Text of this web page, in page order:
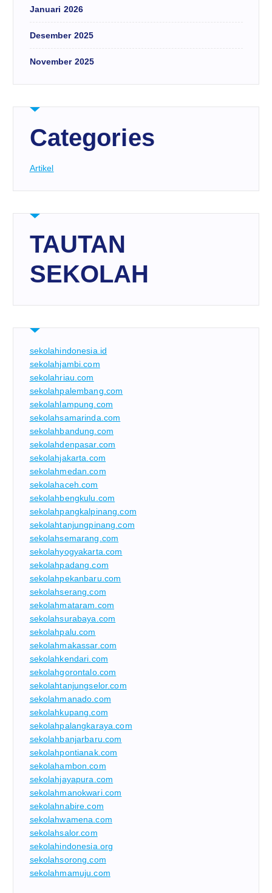
Januari 2026
Desember 2025
November 2025
Categories
Artikel
TAUTAN
SEKOLAH
sekolahindonesia.id
sekolahjambi.com
sekolahriau.com
sekolahpalembang.com
sekolahlampung.com
sekolahsamarinda.com
sekolahbandung.com
sekolahdenpasar.com
sekolahjakarta.com
sekolahmedan.com
sekolahaceh.com
sekolahbengkulu.com
sekolahpangkalpinang.com
sekolahtanjungpinang.com
sekolahsemarang.com
sekolahyogyakarta.com
sekolahpadang.com
sekolahpekanbaru.com
sekolahserang.com
sekolahmataram.com
sekolahsurabaya.com
sekolahpalu.com
sekolahmakassar.com
sekolahkendari.com
sekolahgorontalo.com
sekolahtanjungselor.com
sekolahmanado.com
sekolahkupang.com
sekolahpalangkaraya.com
sekolahbanjarbaru.com
sekolahpontianak.com
sekolahambon.com
sekolahjayapura.com
sekolahmanokwari.com
sekolahnabire.com
sekolahwamena.com
sekolahsalor.com
sekolahindonesia.org
sekolahsorong.com
sekolahmamuju.com